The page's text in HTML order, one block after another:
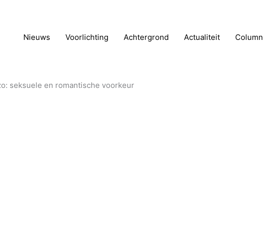
Nieuws Voorlichting Achtergrond Actualiteit Column
seksuele en romantische voorkeur